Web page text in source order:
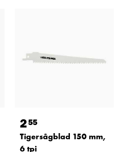
255
Tigersågblad 150 mm,
6 tpi